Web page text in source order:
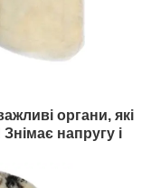
органи, які
Знімає напругу і